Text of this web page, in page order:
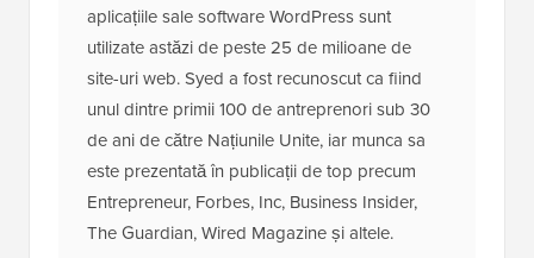
aplicațiile sale software WordPress sunt
utilizate astăzi de peste 25 de milioane de
site-uri web. Syed a fost recunoscut ca fiind
unul dintre primii 100 de antreprenori sub 30
de ani de către Națiunile Unite, iar munca sa
este prezentată în publicații de top precum
Entrepreneur, Forbes, Inc, Business Insider,
The Guardian, Wired Magazine și altele.